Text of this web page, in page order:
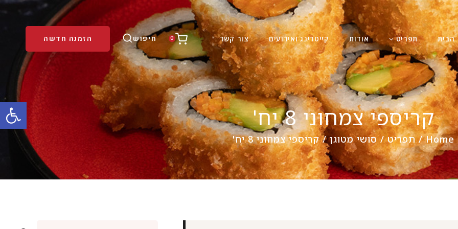
פתח
הבית תפריט אודות קייטרינג ואירועים צור קשר 0 חיפוש הזמנה חדשה
קריספי צמחוני 8 יח'
Home
/ תפריט / סושי מטוגן / קריספי צמחוני 8 יח'